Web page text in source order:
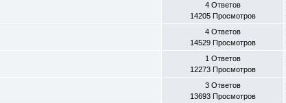
4 Ответов
14205 Просмотров
4 Ответов
14529 Просмотров
1 Ответов
12273 Просмотров
3 Ответов
13693 Просмотров